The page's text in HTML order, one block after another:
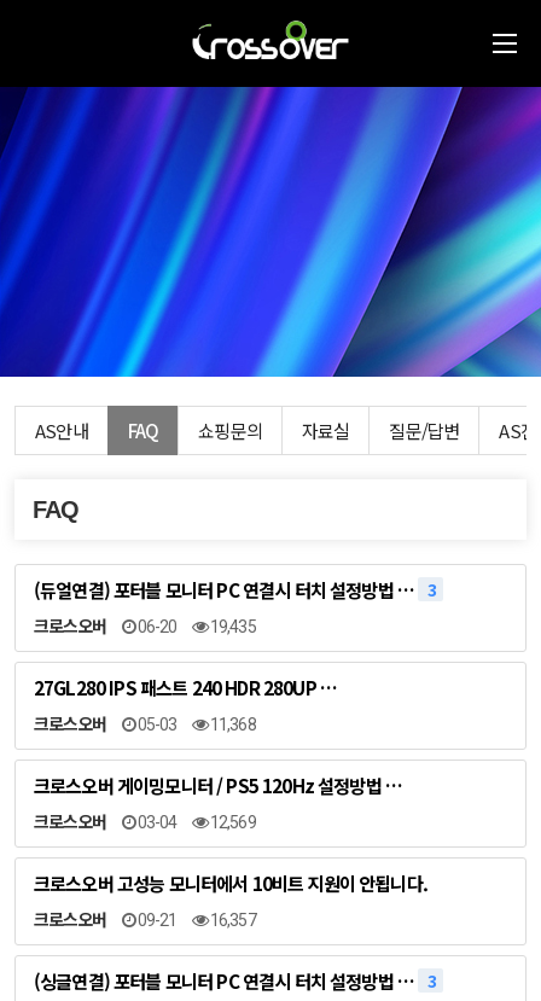
AS안내 FAQ 쇼핑문의 자료실 질문/답변 AS진
FAQ
(듀얼연결) 포터블 모니터 PC 연결시 터치 설정방법 … 3
크로스오버 06-20 19,435
27GL280 IPS 패스트 240 HDR 280UP …
크로스오버 05-03 11,368
크로스오버 게이밍모니터 / PS5 120Hz 설정방법 …
크로스오버 03-04 12,569
크로스오버 고성능 모니터에서 10비트 지원이 안됩니다.
크로스오버 09-21 16,357
(싱글연결) 포터블 모니터 PC 연결시 터치 설정방법 … 3